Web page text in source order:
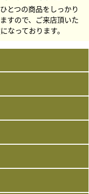
とつの商品をしっかり
すので、ご来店頂いた
なっております。